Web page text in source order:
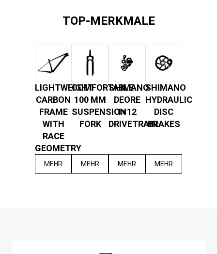
TOP-MERKMALE
LIGHTWEIGHT
CARBON
FRAME
WITH
RACE
GEOMETRY
MEHR
COMFORTABLE
100 MM
SUSPENSION
FORK
MEHR
SHIMANO
DEORE
1×12
DRIVETRAIN
MEHR
SHIMANO
HYDRAULIC
DISC
BRAKES
MEHR